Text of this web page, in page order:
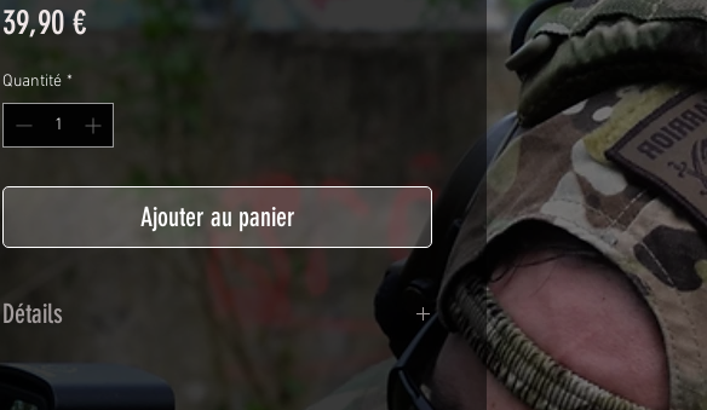
39,90 €Prix
Quantité *
Ajouter au panier
Détails
Adhésif de type polymère coulé recouvert d'une
plastification protègeant des UV et des rayures.